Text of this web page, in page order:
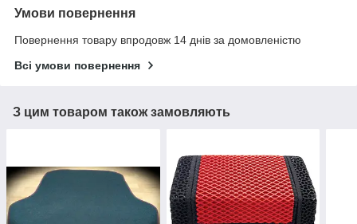
Умови повернення
Повернення товару впродовж 14 днів за домовленістю
Всі умови повернення
З цим товаром також замовляють